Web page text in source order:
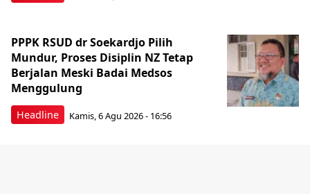
Headline
PPPK RSUD dr Soekardjo Pilih
Mundur, Proses Disiplin NZ Tetap
Berjalan Meski Badai Medsos
Menggulung
Kamis, 6 Agu 2026 - 16:56